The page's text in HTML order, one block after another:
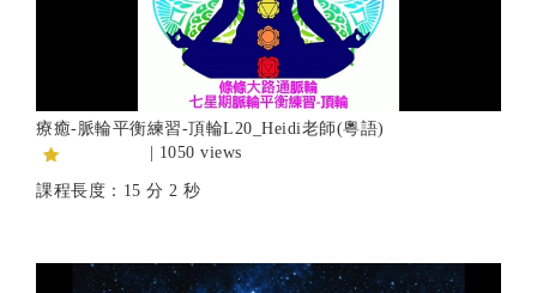
療癒-脈輪平衡練習-頂輪L20_Heidi老師(粵語)
| 1050 views
課程長度：15 分 2 秒